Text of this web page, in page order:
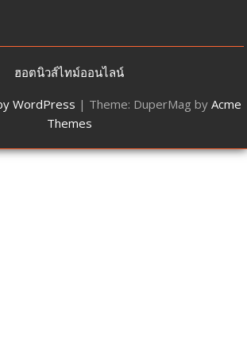
ฮอตนิวส์ไทม์ออนไลน์
WordPress | Theme: DuperMag by Acme
Themes